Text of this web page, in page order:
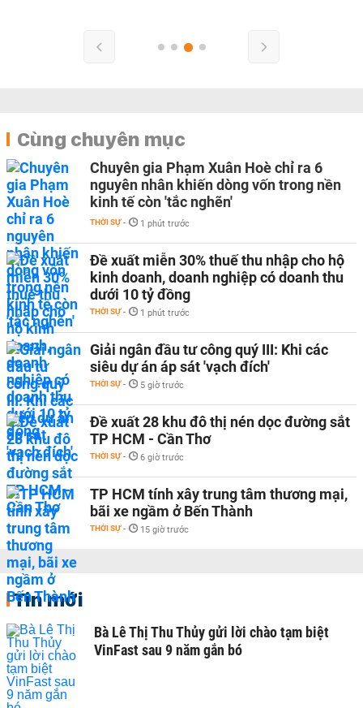
Cùng chuyên mục
Chuyên gia Phạm Xuân Hoè chỉ ra 6
nguyên nhân khiến dòng vốn trong nền
kinh tế còn 'tắc nghẽn'
THỜI SỰ - 1 phút trước
Đề xuất miễn 30% thuế thu nhập cho hộ
kinh doanh, doanh nghiệp có doanh thu
dưới 10 tỷ đồng
THỜI SỰ - 1 phút trước
Giải ngân đầu tư công quý III: Khi các
siêu dự án áp sát 'vạch đích'
THỜI SỰ - 5 giờ trước
Đề xuất 28 khu đô thị nén dọc đường sắt
TP HCM - Cần Thơ
THỜI SỰ - 6 giờ trước
TP HCM tính xây trung tâm thương mại,
bãi xe ngầm ở Bến Thành
THỜI SỰ - 15 giờ trước
Tin mới
Bà Lê Thị Thu Thủy gửi lời chào tạm biệt
VinFast sau 9 năm gắn bó